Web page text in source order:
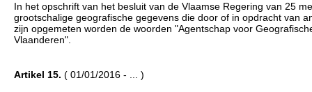
In het opschrift van het besluit van de Vlaamse Regering van 25
grootschalige geografische gegevens die door of in opdracht van
zijn opgemeten worden de woorden "Agentschap voor
Vlaanderen".
Artikel 15. ( 01/01/2016 - ... )